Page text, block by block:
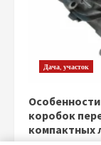
Дача, участок
коробок
компактных